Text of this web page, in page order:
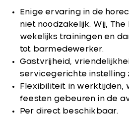
Enige ervaring in de
niet noodzakelijk. Wij,
wekelijks trainingen en
tot barmedewerker.
Gastvrijheid,
servicegerichte instelling
Flexibiliteit in werktijden,
feesten gebeuren in de
Per direct beschikbaar.